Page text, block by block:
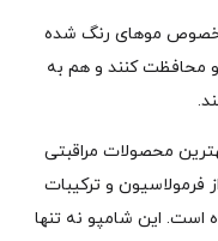
مخصوص موهای رنگ‌ شده
محافظت کنند و هم به
محصولات مراقبتی
فرمولاسیون و ترکیبات
است. این شامپو نه تنها